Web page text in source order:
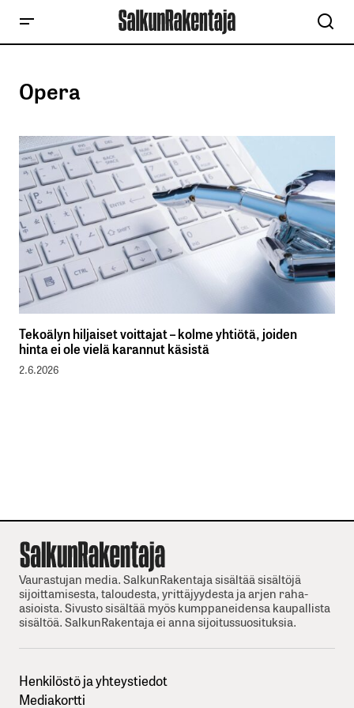
Opera
Tekoälyn hiljaiset voittajat – kolme yhtiötä, joiden
hinta ei ole vielä karannut käsistä
2.6.2026
Vaurastujan media. SalkunRakentaja sisältää sisältöjä
sijoittamisesta, taloudesta, yrittäjyydesta ja arjen raha-
asioista. Sivusto sisältää myös kumppaneidensa kaupallista
sisältöä. SalkunRakentaja ei anna sijoitussuosituksia.
Henkilöstö ja yhteystiedot
Mediakortti